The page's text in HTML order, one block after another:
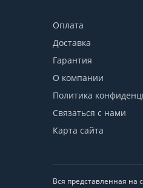
Оплата
Доставка
Гарантия
О компании
Политика
Связаться с нами
Карта сайта
Вся представленная на